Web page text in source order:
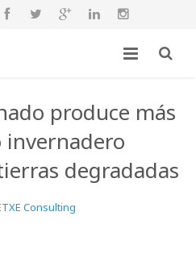
produce más
invernadero
degradadas
Consulting